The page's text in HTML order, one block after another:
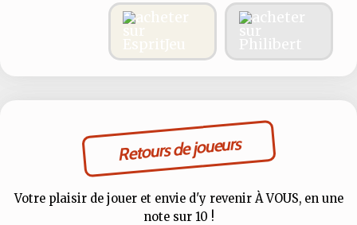
Retours de joueurs
Votre plaisir de jouer et envie d'y revenir À VOUS, en une
note sur 10 !